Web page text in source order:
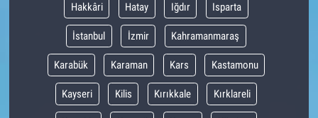
Hakkâri Hatay Iğdır Isparta
İstanbul İzmir Kahramanmaraş
Karabük Karaman Kars Kastamonu
Kayseri Kilis Kırıkkale Kırklareli